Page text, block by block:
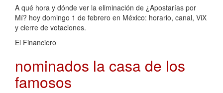
A qué hora y dónde ver la eliminación de ¿Apostarías por
Mí? hoy domingo 1 de febrero en México: horario, canal, ViX
y cierre de votaciones.
El Financiero
nominados la casa de los
famosos